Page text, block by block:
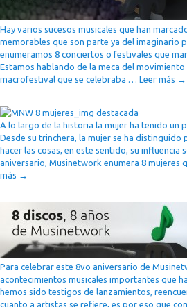
Hay varios sucesos musicales que han
memorables que son parte ya del imaginario
enumeramos 8 conciertos o festivales que
Estamos hablando de la meca del
macrofestival que se celebraba … Leer más →
A lo largo de la historia la mujer ha tenido un
Desde su trinchera, la mujer se ha
hacer las cosas, en este sentido, su influencia
aniversario, Musinetwork enumera 8
más →
Para celebrar este 8vo aniversario de
acontecimientos musicales importantes que
hemos sido testigos de lanzamientos,
cuanto a artistas se refiere, es por eso que